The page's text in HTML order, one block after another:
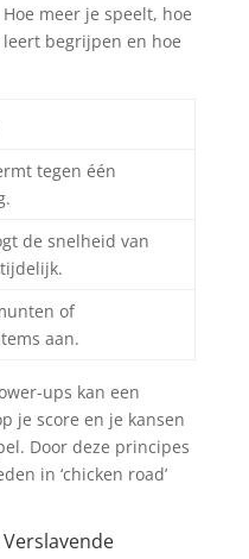
meer je speelt, hoe
begrijpen en hoe
tegen één
de snelheid van
of
aan.
ups kan een
je score en je kansen
Door deze principes
in ‘chicken road’